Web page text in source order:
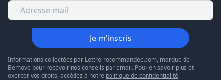
Je m'inscris
Informations collectées par Lettre-recommandee.com, marque de
Bemove pour recevoir nos conseils par email. Pour en savoir plus et
exercer vos droits, accédez à notre politique de confidentialité.